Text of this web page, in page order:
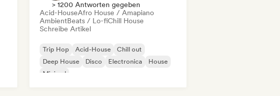
> 1200 Antworten gegeben
Acid-HouseAfro House / Amapiano
AmbientBeats / Lo-fiChill House
Schreibe Artikel
Trip Hop Acid-House
Chill out
Deep House
Disco Electronica
House
Minimal